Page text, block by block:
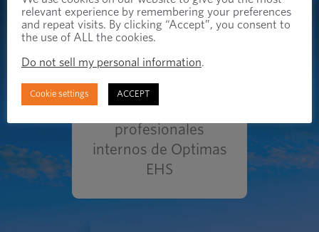
Auditado por
profesionales
internos de Optimas
EHS
Plus, 5 Sites Installed
Safer Racking and
Warehouse
Equipment
relevant experience by remembering your preferences
and repeat visits. By clicking “Accept”, you consent to
the use of ALL the cookies.
Do not sell my personal information.
Cookie settings ACCEPT